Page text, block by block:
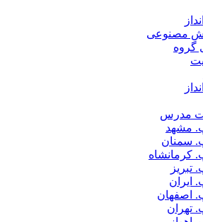
مصنوعی
مدرس
مشهد
سمنان
کرمانشاه
اصفهان
تهران